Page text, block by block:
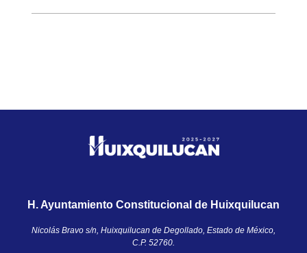
H. Ayuntamiento Constitucional de Huixquilucan
Nicolás Bravo s/n, Huixquilucan de Degollado, Estado de México,
C.P. 52760.​